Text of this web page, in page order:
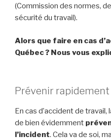
(Commission des normes,
sécurité du travail).
Alors que faire en cas
Québec ? Nous vous
Prévenir
En cas d’accident de
de bien évidemment
l’incident. Cela va de soi,